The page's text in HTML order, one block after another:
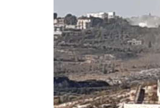
ضرائب سلطات تعز تُشعل إضراباً
لسائقي الدواجن
28-يوليو- 2026
شاب يمني يثير الذهول برفع خزان
وزن 100 كيلو باستخدام فكه
28-يوليو- 2026